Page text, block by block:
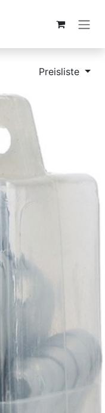
Preisliste